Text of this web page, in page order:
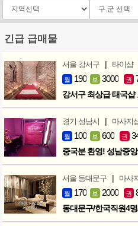
[업데이트] 개선사항 안내
긴급 급매물
서울 강서구 | 타이샵
월 190 보 3000 권
경기 성남시 | 마사지
월 100 보 600 권
서울 동대문구 | 마사
월 170 보 2000 권
동대문구/한국직원4